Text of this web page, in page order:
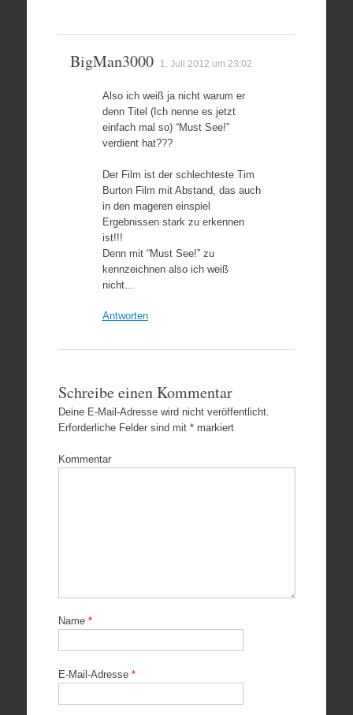
BigMan3000 1. Juli 2012 um 23:02
Also ich weiß ja nicht warum er
denn Titel (Ich nenne es jetzt
einfach mal so) “Must See!”
verdient hat???
Der Film ist der schlechteste Tim
Burton Film mit Abstand, das auch
in den mageren einspiel
Ergebnissen stark zu erkennen
ist!!!
Denn mit “Must See!” zu
kennzeichnen also ich weiß
nicht…
Antworten
Schreibe einen Kommentar
Deine E-Mail-Adresse wird nicht veröffentlicht.
Erforderliche Felder sind mit *markiert
Kommentar
Name *
E-Mail-Adresse *